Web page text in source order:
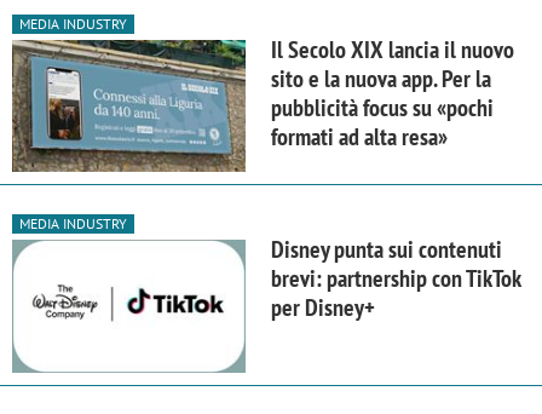
MEDIA INDUSTRY
Il Secolo XIX lancia il nuovo
sito e la nuova app. Per la
pubblicità focus su «pochi
formati ad alta resa»
MEDIA INDUSTRY
Disney punta sui contenuti
brevi: partnership con TikTok
per Disney+